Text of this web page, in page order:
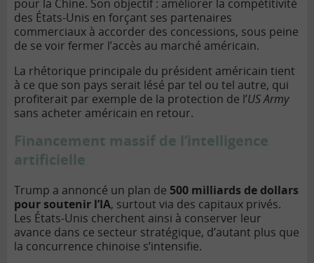
pour la Chine. Son objectif : améliorer la compétitivité
des États-Unis en forçant ses partenaires
commerciaux à accorder des concessions, sous peine
de se voir fermer l’accès au marché américain.
La rhétorique principale du président américain tient
à ce que son pays serait lésé par tel ou tel autre, qui
profiterait par exemple de la protection de l’US Army
sans acheter américain en retour.
Financement massif de l’intelligence
artificielle
Trump a annoncé un plan de 500 milliards de dollars
pour soutenir l’IA, surtout via des capitaux privés.
Les États-Unis cherchent ainsi à conserver leur
avance dans ce secteur stratégique, d’autant plus que
la concurrence chinoise s’intensifie.